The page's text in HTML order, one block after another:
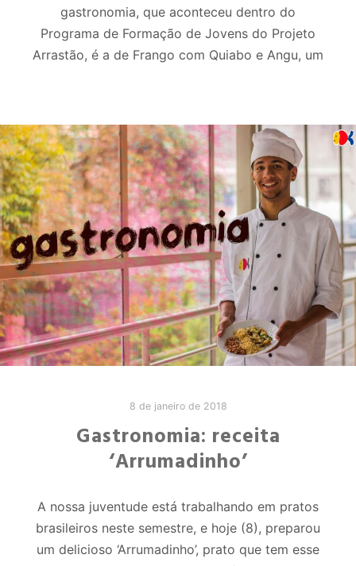
gastronomia, que aconteceu dentro do
Programa de Formação de Jovens do Projeto
Arrastão, é a de Frango com Quiabo e Angu, um
8 de janeiro de 2018
Gastronomia: receita
‘Arrumadinho’
A nossa juventude está trabalhando em pratos
brasileiros neste semestre, e hoje (8), preparou
um delicioso ‘Arrumadinho’, prato que tem esse